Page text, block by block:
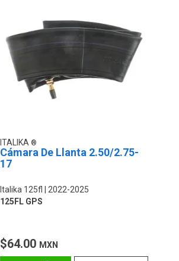
ITALIKA
Cámara De Llanta 2.50/2.75-
17
Italika 125fl
2022-2025
125FL GPS
$64.00 MXN